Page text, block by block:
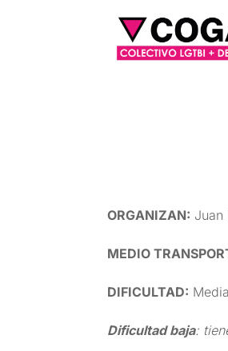
ORGANIZAN: Juan
MEDIO
DIFICULTAD:
Dificultad baja: